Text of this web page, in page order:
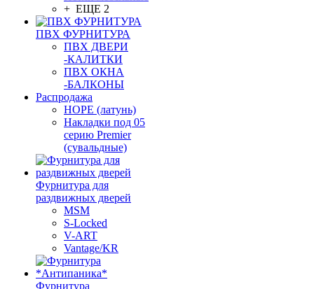
+ ЕЩЕ 2
ПВХ ФУРНИТУРА
ПВХ ДВЕРИ
-КАЛИТКИ
ПВХ ОКНА
-БАЛКОНЫ
Распродажа
HOPE (латунь)
Накладки под 05
серию Premier
(сувальдные)
Фурнитура для
раздвижных дверей
MSM
S-Locked
V-ART
Vantage/KR
Фурнитура